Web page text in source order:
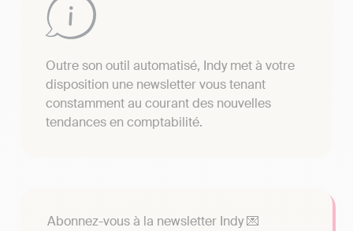
Outre son outil automatisé, Indy met à votre
disposition une newsletter vous tenant
constamment au courant des nouvelles
tendances en comptabilité.
Abonnez-vous à la newsletter Indy 💌